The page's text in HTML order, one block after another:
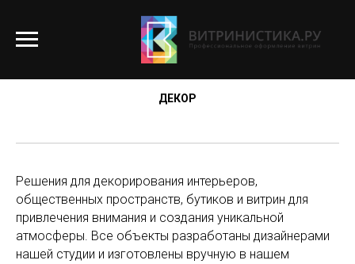
ДЕКОР
Решения для декорирования интерьеров,
общественных пространств, бутиков и витрин для
привлечения внимания и создания уникальной
атмосферы. Все объекты разработаны дизайнерами
нашей студии и изготовлены вручную в нашем